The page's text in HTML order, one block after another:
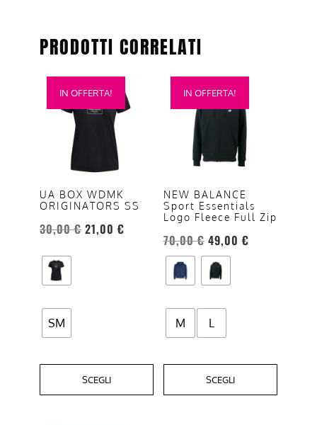
PRODOTTI CORRELATI
IN OFFERTA!
UA BOX WDMK
ORIGINATORS SS
30,00€ 21,00 €
SM
SCEGLI
Questo
prodotto
varianti.
opzioni
possono
essere
nella
pagina
prodotto
IN OFFERTA!
NEW BALANCE
Sport Essentials
Logo Fleece Full Zip
70,00€ 49,00 €
M L
SCEGLI
Questo
prodotto
varianti.
opzioni
possono
essere
scelte
nella
pagina
prodotto